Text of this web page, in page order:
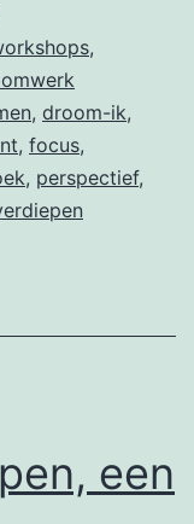
,
, droom-ik,
, focus,
, perspectief,
een